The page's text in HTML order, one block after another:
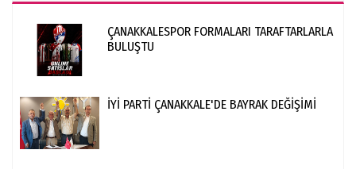
ÇANAKKALESPOR FORMALARI TARAFTARLARLA
BULUŞTU
İYİ PARTİ ÇANAKKALE'DE BAYRAK DEĞİŞİMİ